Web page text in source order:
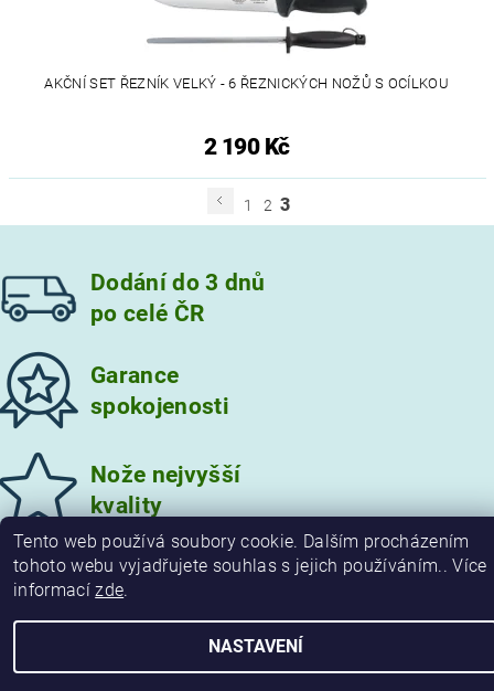
AKČNÍ SET ŘEZNÍK VELKÝ - 6 ŘEZNICKÝCH NOŽŮ S OCÍLKOU
2 190 Kč
1 2 3
Dodání do 3 dnů
po celé ČR
Garance
spokojenosti
Nože nejvyšší
kvality
2026 © damaskove-noze.cz, všechna práva vyhrazena
Vytvořil Shoptet
Tento web používá soubory cookie. Dalším procházením
tohoto webu vyjadřujete souhlas s jejich používáním.. Více
informacízde.
NASTAVENÍ